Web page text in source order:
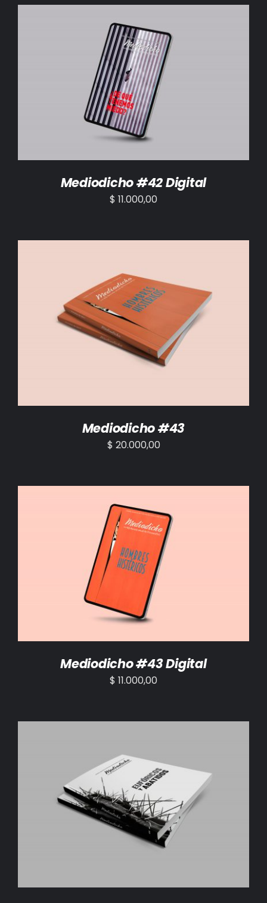
BIBLIOTECA
AÑADIR AL CARRITO /
Mediodicho #42 Digital
$ 11.000,00
AÑADIR AL CARRITO DETALLES
Mediodicho #43
$ 20.000,00
AÑADIR AL CARRITO /
Mediodicho #43 Digital
$ 11.000,00
AÑADIR AL CARRITO / DETALLES